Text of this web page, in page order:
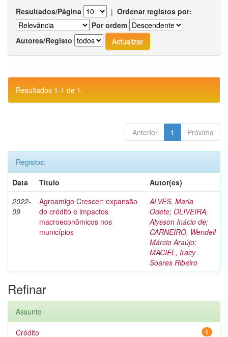
Resultados/Página | Ordenar registos por:
Por ordem
Autores/Registo
Resultados 1-1 de 1.
Anterior 1 Próxima
Registos:
Data
Título
Autor(es)
2022-
09
Agroamigo Crescer: expansão
do crédito e impactos
macroeconômicos nos
municípios
ALVES, Maria
Odete; OLIVEIRA,
Alysson Inácio de;
CARNEIRO, Wendell
Márcio Araújo;
MACIEL, Iracy
Soares Ribeiro
Refinar
Assunto
1
Crédito